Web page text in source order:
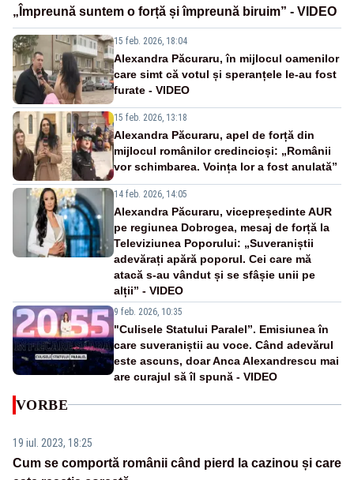
„Împreună suntem o forță și împreună biruim” - VIDEO
15 feb. 2026, 18:04
Alexandra Păcuraru, în mijlocul oamenilor
care simt că votul și speranțele le-au fost
furate - VIDEO
15 feb. 2026, 13:18
Alexandra Păcuraru, apel de forță din
mijlocul românilor credincioși: „Românii
vor schimbarea. Voința lor a fost anulată”
14 feb. 2026, 14:05
Alexandra Păcuraru, vicepreședinte AUR
pe regiunea Dobrogea, mesaj de forță la
Televiziunea Poporului: „Suveraniștii
adevărați apără poporul. Cei care mă
atacă s-au vândut și se sfâșie unii pe
alții” - VIDEO
9 feb. 2026, 10:35
"Culisele Statului Paralel”. Emisiunea în
care suveraniștii au voce. Când adevărul
este ascuns, doar Anca Alexandrescu mai
are curajul să îl spună - VIDEO
VORBE
19 iul. 2023, 18:25
Cum se comportă românii când pierd la cazinou și care